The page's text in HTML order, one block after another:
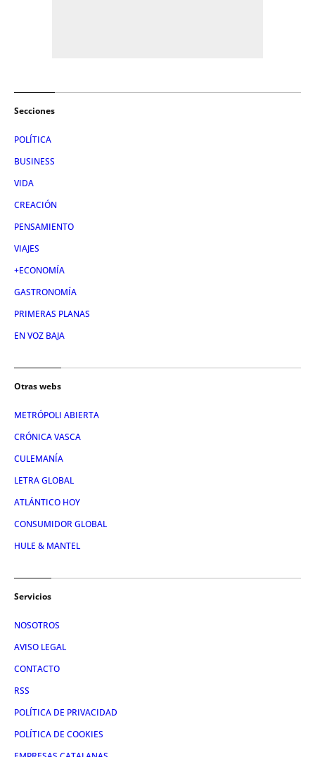
Secciones
POLÍTICA
BUSINESS
VIDA
CREACIÓN
PENSAMIENTO
VIAJES
+ECONOMÍA
GASTRONOMÍA
PRIMERAS PLANAS
EN VOZ BAJA
Otras webs
METRÓPOLI ABIERTA
CRÓNICA VASCA
CULEMANÍA
LETRA GLOBAL
ATLÁNTICO HOY
CONSUMIDOR GLOBAL
HULE & MANTEL
Servicios
NOSOTROS
AVISO LEGAL
CONTACTO
RSS
POLÍTICA DE PRIVACIDAD
POLÍTICA DE COOKIES